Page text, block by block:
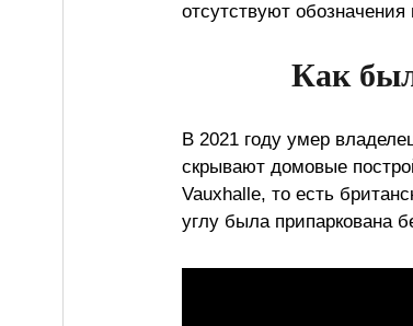
отсутствуют
Как
В 2021 году умер
скрывают домовые
Vauxhalle, то есть
углу была припаркована